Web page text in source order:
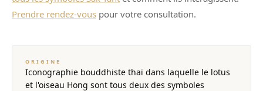
Prendre rendez-vous pour votre consultation.
ORIGINE
Iconographie bouddhiste thaï dans laquelle le lotus
et l'oiseau Hong sont tous deux des symboles